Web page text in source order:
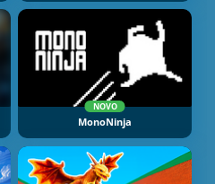
NOVO
MonoNinja